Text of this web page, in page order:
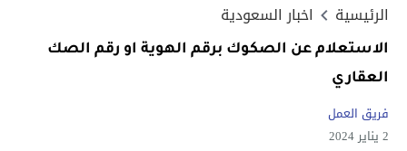
الرئيسية اخبار السعودية
الاستعلام عن الصكوك برقم الهوية او رقم الصك
العقاري
فريق العمل
2 يناير 2024